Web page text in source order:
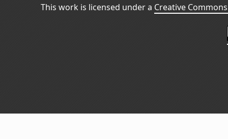
This work is licensed under a Creative